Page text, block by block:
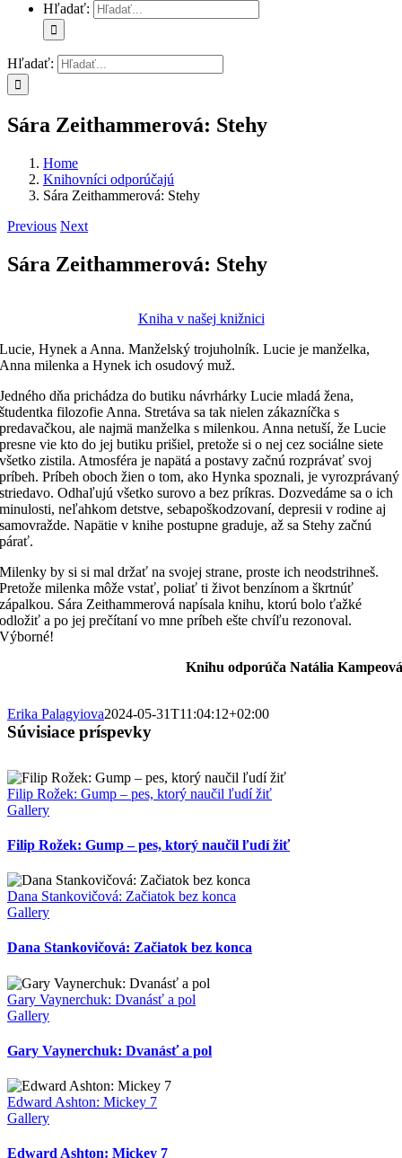
Hľadať:
Hľadať:
Sára Zeithammerová: Stehy
Home
Knihovníci odporúčajú
Sára Zeithammerová: Stehy
Previous Next
Sára Zeithammerová: Stehy
Kniha v našej knižnici
Lucie, Hynek a Anna. Manželský trojuholník. Lucie je manželka,
Anna milenka a Hynek ich osudový muž.
Jedného dňa prichádza do butiku návrhárky Lucie mladá žena,
študentka filozofie Anna. Stretáva sa tak nielen zákazníčka s
predavačkou, ale najmä manželka s milenkou. Anna netuší, že Lucie
presne vie kto do jej butiku prišiel, pretože si o nej cez sociálne siete
všetko zistila. Atmosféra je napätá a postavy začnú rozprávať svoj
príbeh. Príbeh oboch žien o tom, ako Hynka spoznali, je vyrozprávaný
striedavo. Odhaľujú všetko surovo a bez príkras. Dozvedáme sa o ich
minulosti, neľahkom detstve, sebapoškodzovaní, depresii v rodine aj
samovražde. Napätie v knihe postupne graduje, až sa Stehy začnú
párať.
Milenky by si si mal držať na svojej strane, proste ich neodstrihneš.
Pretože milenka môže vstať, poliať ti život benzínom a škrtnúť
zápalkou. Sára Zeithammerová napísala knihu, ktorú bolo ťažké
odložiť a po jej prečítaní vo mne príbeh ešte chvíľu rezonoval.
Výborné!
Knihu odporúča Natália Kampeová
Erika Palagyiova2024-05-31T11:04:12+02:00
Súvisiace príspevky
Filip Rožek: Gump – pes, ktorý naučil ľudí žiť
Gallery
Filip Rožek: Gump – pes, ktorý naučil ľudí žiť
Dana Stankovičová: Začiatok bez konca
Gallery
Dana Stankovičová: Začiatok bez konca
Gary Vaynerchuk: Dvanásť a pol
Gallery
Gary Vaynerchuk: Dvanásť a pol
Edward Ashton: Mickey 7
Gallery
Edward Ashton: Mickey 7